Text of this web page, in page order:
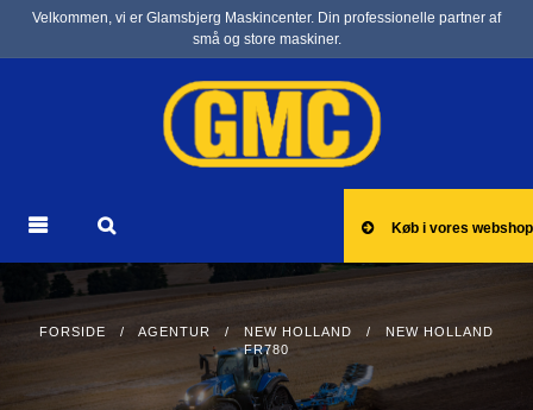
Velkommen, vi er Glamsbjerg Maskincenter. Din professionelle partner af
små og store maskiner.
Køb i vores webshop
FORSIDE / AGENTUR / NEW HOLLAND / NEW HOLLAND
FR780